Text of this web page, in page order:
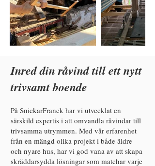
Inred din råvind till ett nytt
trivsamt boende
På SnickarFranck har vi utvecklat en
särskild expertis i att omvandla råvindar till
trivsamma utrymmen. Med vår erfarenhet
från en mängd olika projekt i både äldre
och nyare hus, har vi god vana av att skapa
skräddarsydda lösningar som matchar varje